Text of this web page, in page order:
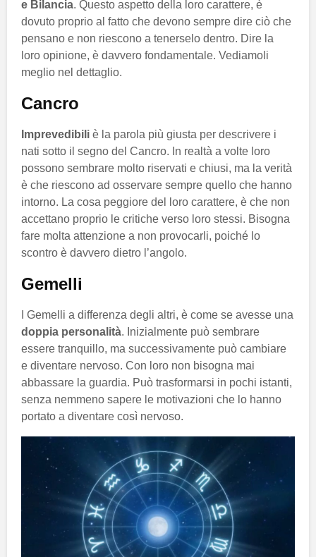
e Bilancia. Questo aspetto della loro carattere, è
dovuto proprio al fatto che devono sempre dire ciò che
pensano e non riescono a tenerselo dentro. Dire la
loro opinione, è davvero fondamentale. Vediamoli
meglio nel dettaglio.
Cancro
Imprevedibili è la parola più giusta per descrivere i
nati sotto il segno del Cancro. In realtà a volte loro
possono sembrare molto riservati e chiusi, ma la verità
è che riescono ad osservare sempre quello che hanno
intorno. La cosa peggiore del loro carattere, è che non
accettano proprio le critiche verso loro stessi. Bisogna
fare molta attenzione a non provocarli, poiché lo
scontro è davvero dietro l’angolo.
Gemelli
I Gemelli a differenza degli altri, è come se avesse una
doppia personalità. Inizialmente può sembrare
essere tranquillo, ma successivamente può cambiare
e diventare nervoso. Con loro non bisogna mai
abbassare la guardia. Può trasformarsi in pochi istanti,
senza nemmeno sapere le motivazioni che lo hanno
portato a diventare così nervoso.